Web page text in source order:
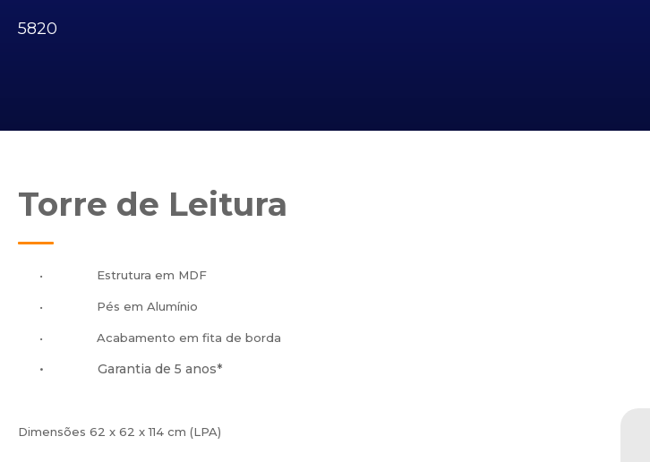
5820
Torre de Leitura
• Estrutura em MDF
• Pés em Alumínio
• Acabamento em fita de borda
• Garantia de 5 anos*
Dimensões 62 x 62 x 114 cm (LPA)